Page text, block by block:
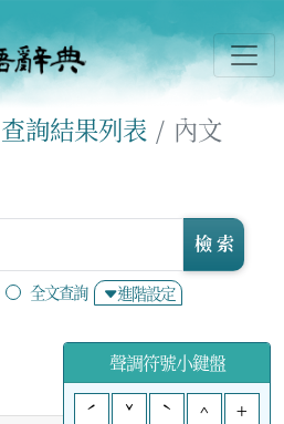
查詢結果列表 內文
全文查詢 進階設定
檢 索
聲調符號小鍵盤
ˊ
ˇ ˋ ^ +